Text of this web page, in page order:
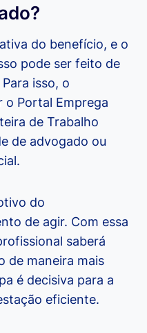
do benefício, e o
pode ser feito de
isso, o
o Portal Emprega
de Trabalho
de advogado ou
do
de agir. Com essa
saberá
de maneira mais
é decisiva para a
eficiente.